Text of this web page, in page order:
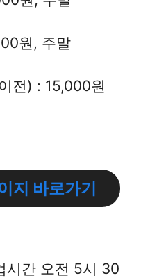
원, 주말
전) : 15,000원
지 바로가기
시간 오전 5시 30